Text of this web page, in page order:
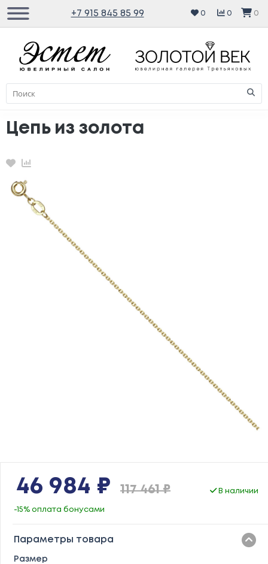
+7 915 845 85 99 0 0 0
Цепь из золота
Избранное
Сравнение
46 984 ₽ 117 461 ₽ В наличии
-15% оплата бонусами
Параметры товара
Размер